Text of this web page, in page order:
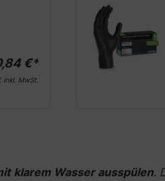
€*
inkl. MwSt.
klarem Wasser ausspülen.